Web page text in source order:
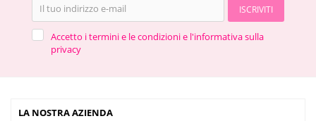
ISCRIVITI
Accetto i termini e le condizioni e l'informativa sulla
privacy
LA NOSTRA AZIENDA